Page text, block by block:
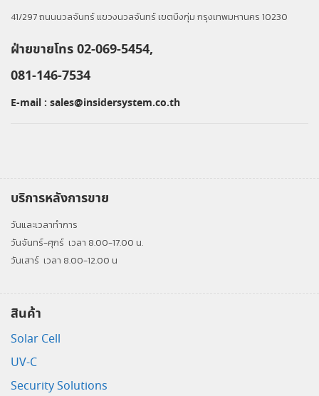
41/297 ถนนนวลจันทร์ แขวงนวลจันทร์ เขตบึงกุ่ม กรุงเทพมหานคร 10230
ฝ่ายขายโทร 02-069-5454,
081-146-7534
E-mail : sales@insidersystem.co.th
บริการหลังการขาย
วันและเวลาทำการ
วันจันทร์-ศุกร์ เวลา 8.00-17.00 น.
วันเสาร์ เวลา 8.00-12.00 น
สินค้า
Solar Cell
UV-C
Security Solutions